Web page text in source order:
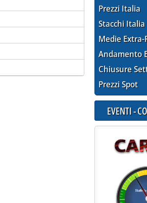
Prezzi Italia
Stacchi Italia
Medie Extra-
Andamento
Chiusure
Prezzi Spot
EVENTI -